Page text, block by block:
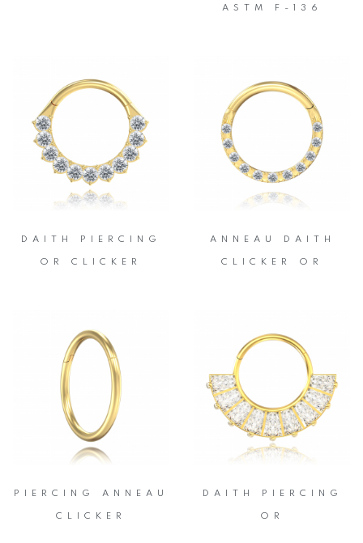
ASTM F-136
DAITH PIERCING
OR CLICKER
ANNEAU DAITH
CLICKER OR
PIERCING ANNEAU
CLICKER
DAITH PIERCING
OR